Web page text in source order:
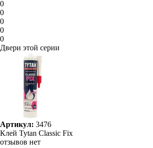
0
0
0
0
0
Двери этой серии
Артикул: 3476
Клей Tytan Classic Fix
отзывов нет